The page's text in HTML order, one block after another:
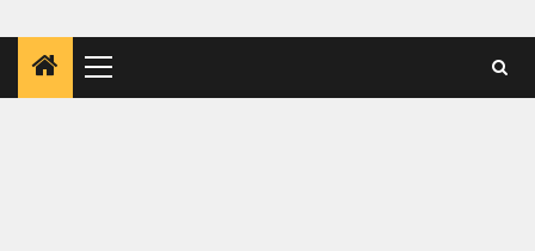
Primary
Menu